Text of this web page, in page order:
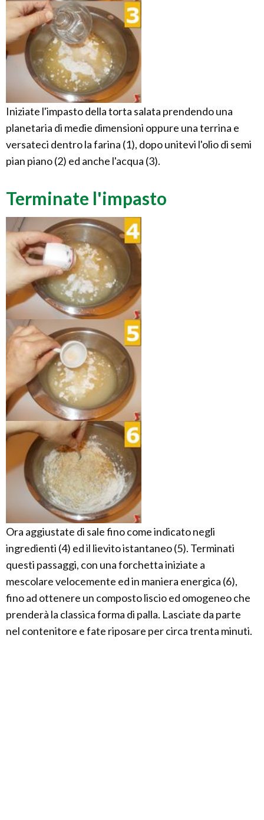
Iniziate l'impasto della torta salata prendendo una
planetaria di medie dimensioni oppure una terrina e
versateci dentro la farina (1), dopo unitevi l'olio di semi
pian piano (2) ed anche l'acqua (3).
Terminate l'impasto
Ora aggiustate di sale fino come indicato negli
ingredienti (4) ed il lievito istantaneo (5). Terminati
questi passaggi, con una forchetta iniziate a
mescolare velocemente ed in maniera energica (6),
fino ad ottenere un composto liscio ed omogeneo che
prenderà la classica forma di palla. Lasciate da parte
nel contenitore e fate riposare per circa trenta minuti.